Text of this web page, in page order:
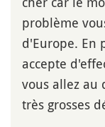
problème
d'Europe. En
accepte
vous allez au
très grosses